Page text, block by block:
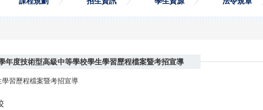
年度技術型高級中等學校學生學習歷程檔案暨考招宣導
習歷程檔案暨考招宣導